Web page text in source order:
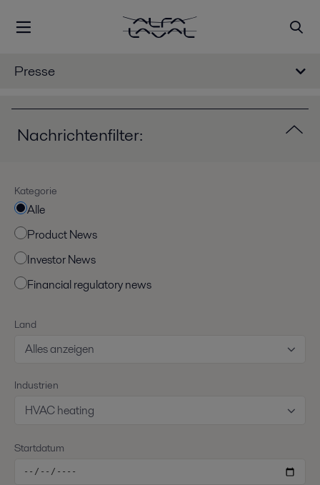
Presse
Nachrichtenfilter:
Kategorie
Alle
Product News
Investor News
Financial regulatory news
Land
Alles anzeigen
Industrien
HVAC heating
Startdatum